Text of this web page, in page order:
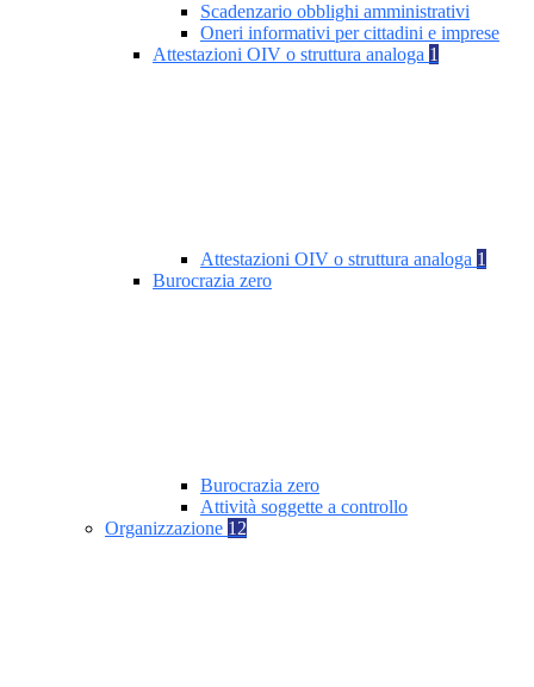
Scadenzario obblighi amministrativi
Oneri informativi per cittadini e imprese
Attestazioni OIV o struttura analoga 1
Attestazioni OIV o struttura analoga 1
Burocrazia zero
Burocrazia zero
Attività soggette a controllo
Organizzazione 12